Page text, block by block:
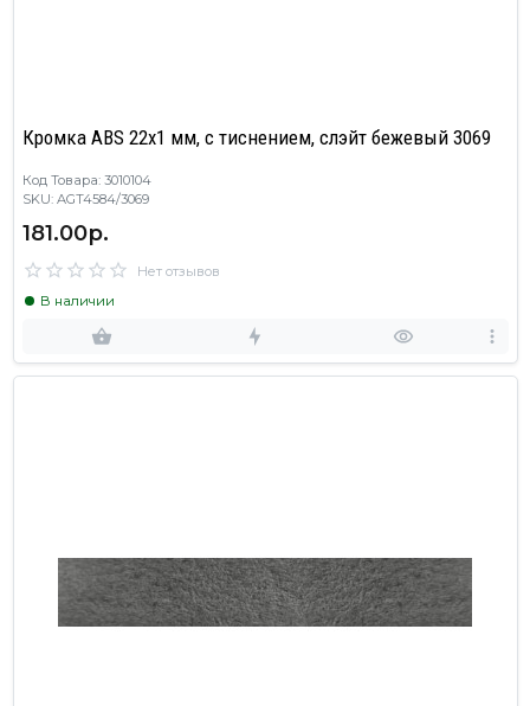
Кромка ABS 22х1 мм, с тиснением, слэйт бежевый 3069
Код Товара: 3010104
SKU: AGT4584/3069
181.00р.
Нет отзывов
В наличии